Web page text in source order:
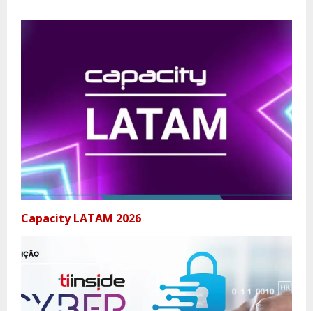
Capacity LATAM 2026